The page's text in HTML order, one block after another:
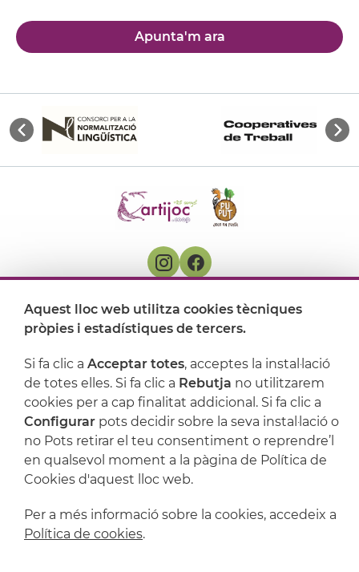
Apunta'm ara
On ens trobem
Suport
Aquest lloc web utilitza cookies tècniques
pròpies i estadístiques de tercers.
Si fa clic a Acceptar totes, acceptes la instal·lació
de totes elles. Si fa clic a Rebutja no utilitzarem
cookies per a cap finalitat addicional. Si fa clic a
Configurar pots decidir sobre la seva instal·lació o
no Pots retirar el teu consentiment o reprendre’l
en qualsevol moment a la pàgina de Política de
Cookies d'aquest lloc web.
Per a més informació sobre la cookies, accedeix a
Política de cookies.